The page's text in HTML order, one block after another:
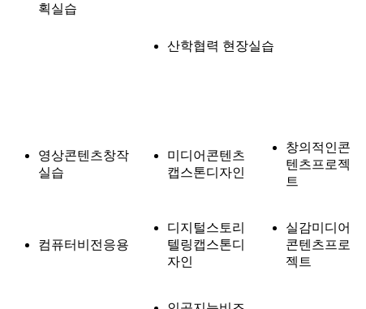
획실습
산학협력 현장실습
영상콘텐츠창작
실습
미디어콘텐츠
캡스톤디자인
창의적인콘
텐츠프로젝
트
컴퓨터비전응용
디지털스토리
텔링캡스톤디
자인
실감미디어
콘텐츠프로
젝트